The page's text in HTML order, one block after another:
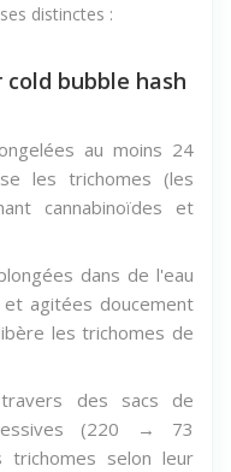
distinctes :
bubble hash
au moins 24
les trichomes (les
cannabinoïdes et
dans de l'eau
et agitées doucement
les trichomes de
des sacs de
(220 → 73
trichomes selon leur